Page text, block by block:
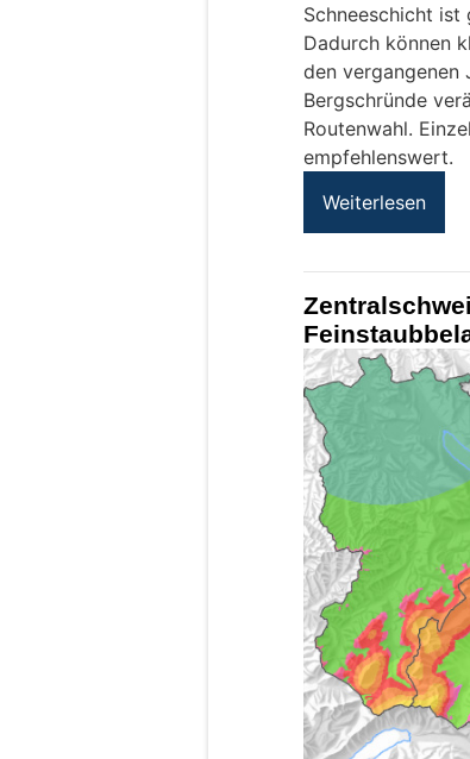
Schneeschicht ist
Dadurch können
den vergangenen
Bergschründe
Routenwahl.
empfehlenswert.
Weiterlesen